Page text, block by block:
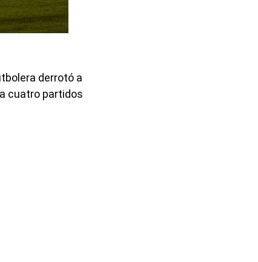
derrotó a
cuatro partidos